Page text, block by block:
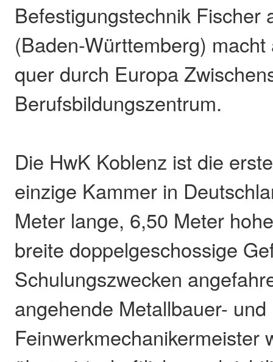
Befestigungstechnik Fischer
(Baden-Württemberg)
quer durch Europa
Berufsbildungszentrum.
Die HwK Koblenz ist die
einzige Kammer in
Meter lange, 6,50 Meter
breite doppelgeschossige
Schulungszwecken
angehende Metallbauer- und
Feinwerkmechanikermeister